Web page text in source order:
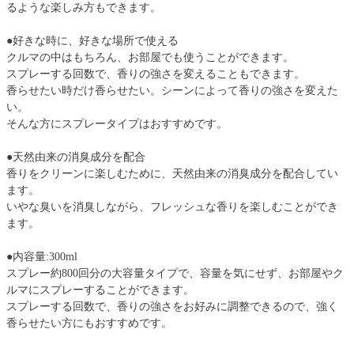
るような楽しみ方もできます。
●好きな時に、好きな場所で使える
クルマの中はもちろん、お部屋でも使うことができます。
スプレーする回数で、香りの強さを変えることもできます。
香らせたい時だけ香らせたい。シーンによって香りの強さを変えた
い。
そんな方にスプレータイプはおすすめです。
●天然由来の消臭成分を配合
香りをクリーンに楽しむために、天然由来の消臭成分を配合してい
ます。
いやな臭いを消臭しながら、フレッシュな香りを楽しむことができ
ます。
●内容量:300ml
スプレー約800回分の大容量タイプで、容量を気にせず、お部屋やク
ルマにスプレーすることができます。
スプレーする回数で、香りの強さをお好みに調整できるので、強く
香らせたい方にもおすすめです。